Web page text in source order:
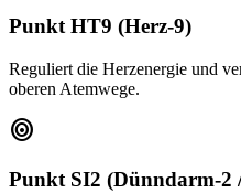
Punkt HT9 (Herz-9)
Reguliert die Herzenergie und
oberen Atemwege.
target
Punkt SI2 (Dünndarm-2